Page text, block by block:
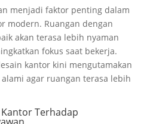
menjadi faktor penting dalam
modern. Ruangan dengan
akan terasa lebih nyaman
fokus saat bekerja.
kantor kini mengutamakan
agar ruangan terasa lebih
Terhadap